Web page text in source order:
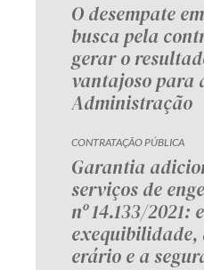
Av. Sete de
Batel Curitiba /PR
Telefone
Whatsapp
O desempate
busca pela
gerar o
vantajoso para
Administração
CONTRATAÇÃO PÚBLICA
Garantia
serviços de
nº 14.133/2021:
exequibilidade,
erário e a